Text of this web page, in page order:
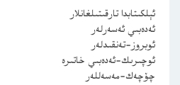
ئېلكىتابدا تارقىتىلغانلار
ئەدەبىي ئەسەرلەر
ئوبروز-تەنقىدلەر
ئوچىرىك-ئەدەبىي خاتىرە
چۆچەك-مەسەللەر